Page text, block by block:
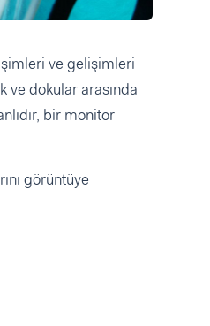
ve gelişimleri
ve dokular arasında
bir monitör
görüntüye